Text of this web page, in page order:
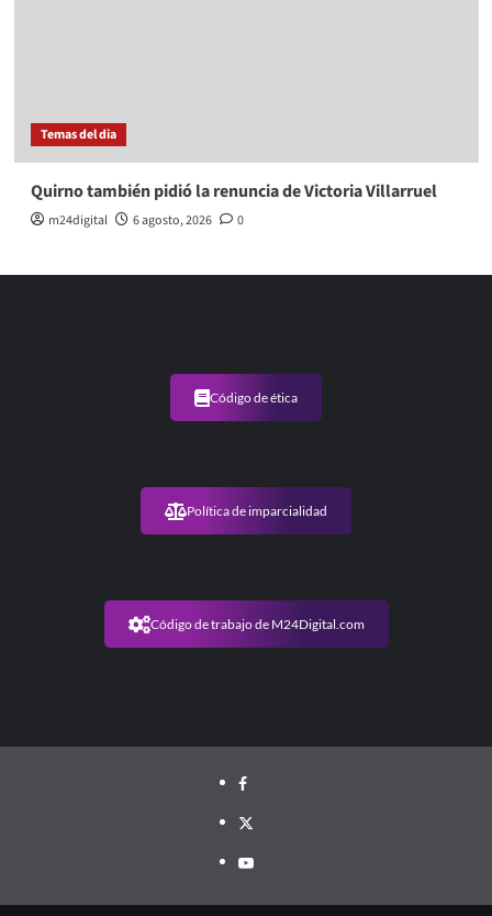
Temas del dia
Quirno también pidió la renuncia de Victoria Villarruel
m24digital 6 agosto, 2026 0
Código de ética
Política de imparcialidad
Código de trabajo de M24Digital.com